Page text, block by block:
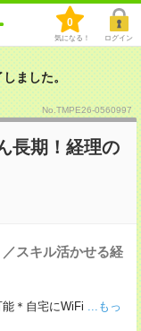
0
気になる！ ログイン
ました。
No.TMPE26-0560997
長期！経理の
スキル活かせる経
＊自宅にWiFi ...もっ